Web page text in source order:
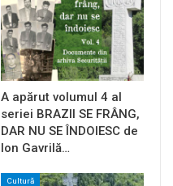
A apărut volumul 4 al
seriei BRAZII SE FRÂNG,
DAR NU SE ÎNDOIESC de
Ion Gavrilă…
Cultură